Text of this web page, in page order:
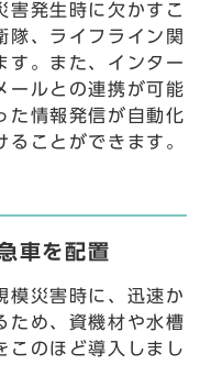
害発生時に欠かすこ
隊、ライフライン関
す。また、インター
ールとの連携が可能
た情報発信が自動化
ことができます。
車を配置
模災害時に、迅速か
ため、資機材や水槽
このほど導入しまし